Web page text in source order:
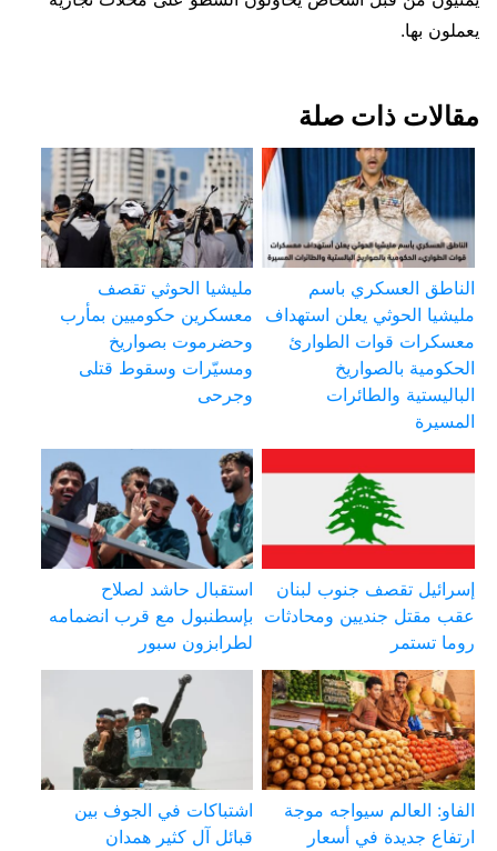
يعملون بها.
مقالات ذات صلة
الناطق العسكري باسم
مليشيا الحوثي يعلن استهداف
معسكرات قوات الطوارئ
الحكومية بالصواريخ
الباليستية والطائرات
المسيرة
مليشيا الحوثي تقصف
معسكرين حكوميين بمأرب
وحضرموت بصواريخ
ومسيّرات وسقوط قتلى
وجرحى
إسرائيل تقصف جنوب لبنان
عقب مقتل جنديين ومحادثات
روما تستمر
استقبال حاشد لصلاح
بإسطنبول مع قرب انضمامه
لطرابزون سبور
الفاو: العالم سيواجه موجة
ارتفاع جديدة في أسعار
اشتباكات في الجوف بين
قبائل آل كثير همدان